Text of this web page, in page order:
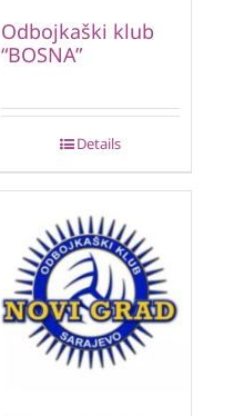
Odbojkaški klub
“BOSNA”
Details